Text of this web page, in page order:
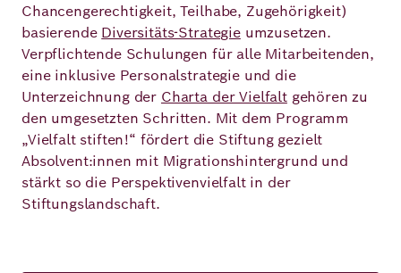
Chancengerechtigkeit, Teilhabe, Zugehörigkeit)
basierende Diversitäts-Strategieumzusetzen.
Verpflichtende Schulungen für alle Mitarbeitenden,
eine inklusive Personalstrategie und die
Unterzeichnung der Charta der Vielfaltgehören zu
den umgesetzten Schritten. Mit dem Programm
„Vielfalt stiften!“ fördert die Stiftung gezielt
Absolvent:innen mit Migrationshintergrund und
stärkt so die Perspektivenvielfalt in der
Stiftungslandschaft.